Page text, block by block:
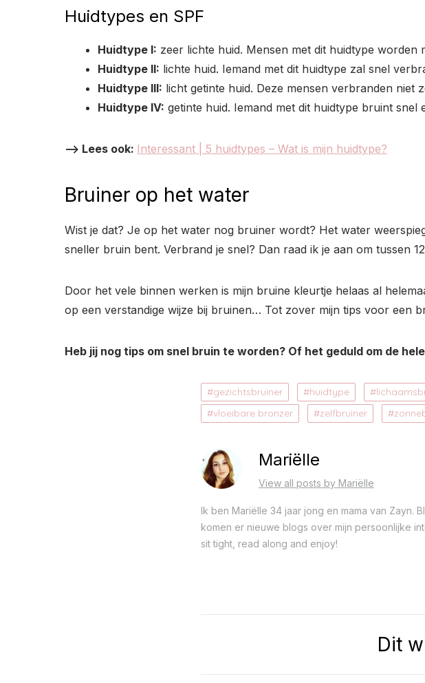
Huidtypes en SPF
Huidtype I: zeer lichte huid. Mensen met dit huidtype
Huidtype II: lichte huid. Iemand met dit huidtype zal snel
Huidtype III: licht getinte huid. Deze mensen verbranden
Huidtype IV: getinte huid. Iemand met dit huidtype bruint
–> Lees ook: Interessant | 5 huidtypes – Wat is mijn huidtype?
Bruiner op het water
Wist je dat? Je op het water nog bruiner wordt? Het water
sneller bruin bent. Verbrand je snel? Dan raad ik je aan om tussen
Door het vele binnen werken is mijn bruine kleurtje helaas al
op een verstandige wijze bij bruinen… Tot zover mijn tips voor een
Heb jij nog tips om snel bruin te worden? Of het geduld om de
gezichtsbruiner huidtype
vloeibare bronzer
zelfbruiner
Mariëlle
View all posts by Mariëlle
Ik ben Mariëlle 34 jaar jong en mama van Zayn.
komen er nieuwe blogs over mijn persoonlijke
sit tight, read along and enjoy!
Dit